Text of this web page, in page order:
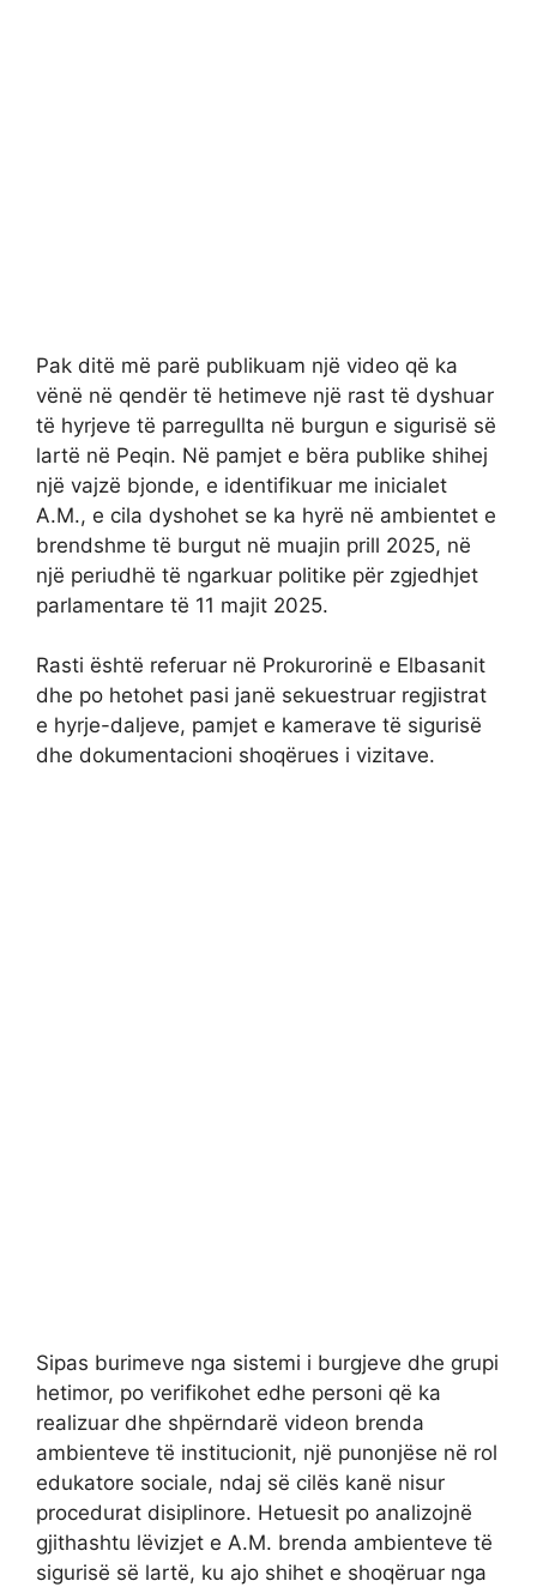
Pak ditë më parë publikuam një video që ka
vënë në qendër të hetimeve një rast të dyshuar
të hyrjeve të parregullta në burgun e sigurisë së
lartë në Peqin. Në pamjet e bëra publike shihej
një vajzë bjonde, e identifikuar me inicialet
A.M., e cila dyshohet se ka hyrë në ambientet e
brendshme të burgut në muajin prill 2025, në
një periudhë të ngarkuar politike për zgjedhjet
parlamentare të 11 majit 2025.
Rasti është referuar në Prokurorinë e Elbasanit
dhe po hetohet pasi janë sekuestruar regjistrat
e hyrje-daljeve, pamjet e kamerave të sigurisë
dhe dokumentacioni shoqërues i vizitave.
Sipas burimeve nga sistemi i burgjeve dhe grupi
hetimor, po verifikohet edhe personi që ka
realizuar dhe shpërndarë videon brenda
ambienteve të institucionit, një punonjëse në rol
edukatore sociale, ndaj së cilës kanë nisur
procedurat disiplinore. Hetuesit po analizojnë
gjithashtu lëvizjet e A.M. brenda ambienteve të
sigurisë së lartë, ku ajo shihet e shoqëruar nga